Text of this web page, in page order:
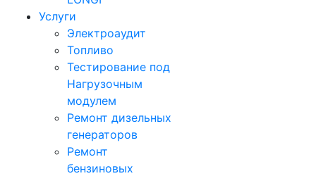
Услуги
Электроаудит
Топливо
Тестирование под
Нагрузочным
модулем
Ремонт дизельных
генераторов
Ремонт
бензиновых